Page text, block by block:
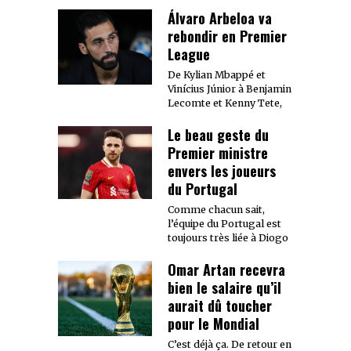
Álvaro Arbeloa va
rebondir en Premier
League
De Kylian Mbappé et
Vinícius Júnior à Benjamin
Lecomte et Kenny Tete,
Le beau geste du
Premier ministre
envers les joueurs
du Portugal
Comme chacun sait,
l’équipe du Portugal est
toujours très liée à Diogo
Omar Artan recevra
bien le salaire qu’il
aurait dû toucher
pour le Mondial
C’est déjà ça. De retour en